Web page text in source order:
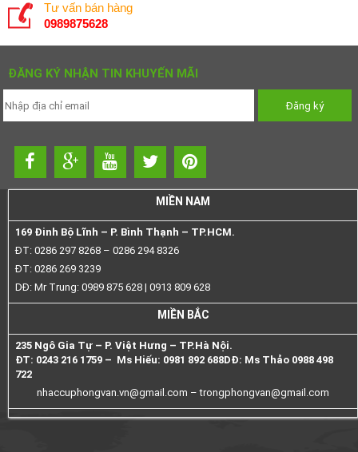
Tư vấn bán hàng
0989875628
ĐĂNG KÝ NHẬN TIN KHUYẾN MÃI
MIỀN NAM
169 Đinh Bộ Lĩnh – P. Bình Thạnh – TP.HCM.
ĐT: 0286 297 8268 – 0286 294 8326
ĐT: 0286 269 3239
DĐ: Mr Trung: 0989 875 628 | 0913 809 628
MIỀN BẮC
235 Ngô Gia Tự – P. Việt Hưng – TP.Hà Nội.
ĐT: 0243 216 1759 – Ms Hiếu: 0981 892 688DĐ: Ms Thảo 0988 498
722
nhaccuphongvan.vn@gmail.com –trongphongvan@gmail.com